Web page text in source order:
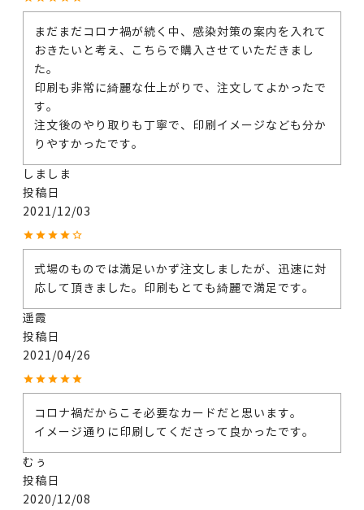
まだまだコロナ禍が続く中、感染対策の案内を入れて
おきたいと考え、こちらで購入させていただきまし
た。
印刷も非常に綺麗な仕上がりで、注文してよかったで
す。
注文後のやり取りも丁寧で、印刷イメージなども分か
りやすかったです。
しましま
投稿日
2021/12/03
式場のものでは満足いかず注文しましたが、迅速に対
応して頂きました。印刷もとても綺麗で満足です。
遥霞
投稿日
2021/04/26
コロナ禍だからこそ必要なカードだと思います。
イメージ通りに印刷してくださって良かったです。
むぅ
投稿日
2020/12/08